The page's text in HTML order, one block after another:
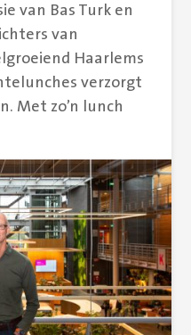
van Bas Turk en
van
Haarlems
verzorgt
Met zo’n lunch